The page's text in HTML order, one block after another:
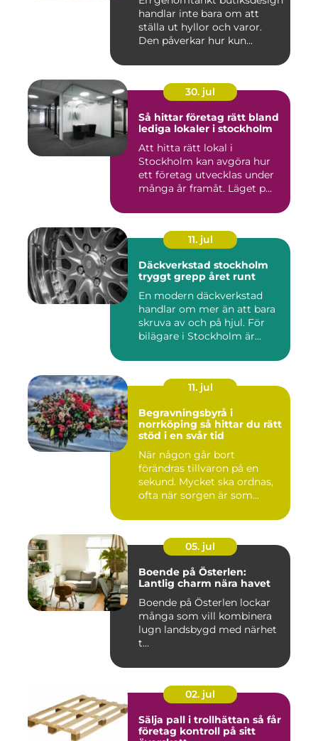
handlar inte bara om att
ställa ut hyllor och varor.
Den påverkar hur kun...
30. jul
Så hittar företag rätt bland
lediga lokaler i stockholm
Att hitta rätt lokal i
Stockholm kan avgöra hur
ett företag utvecklas under
många år framåt. Läget p...
11. jul
Däckverkstad stockholm
tryggt grepp året runt
En modern däckverkstad
handlar om mer än att bara
skruva av och på hjul. För
bilägare i Stockholm är...
11. jul
Begravningsbyrå i
norrköping så hittar du rätt
stöd i en svår tid
När någon går bort
förändras tillvaron på en
sekund. Mycket ska ordnas,
ofta när sorgen är som
05. jul
Boende på Österlen:
Lantlig charm nära havet
Boende på Österlen lockar
många som vill kombinera
lugn landsbygd med närhet
t...
02. jul
Sälja pall i trollhättan så får
företag kontroll på sitt